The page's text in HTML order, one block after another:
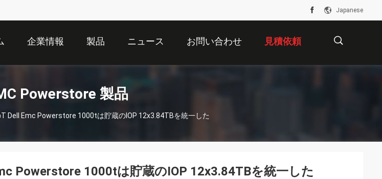
Japanese
企業情報 製品 ニュース お問い合わせ 見積依頼
Powerstore 製品
Dell Emc Powerstore 1000tは貯蔵のIOP 12x3.84TBを統一した
Powerstore 1000tは貯蔵のIOP 12x3.84TBを統一した